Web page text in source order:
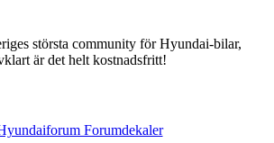
största community för Hyundai-bilar,
är det helt kostnadsfritt!